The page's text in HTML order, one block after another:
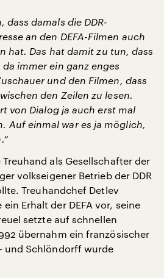
dass damals die DDR-
an den DEFA-Filmen auch
hat. Das hat damit zu tun, dass
da immer ein ganz enges
und den Filmen, dass
den Zeilen zu lesen.
von Dialog ja auch erst mal
Auf einmal war es ja möglich,
als Gesellschafter der
volkseigener Betrieb der DDR
Treuhandchef Detlev
Erhalt der DEFA vor, seine
setzte auf schnellen
übernahm ein französischer
und Schlöndorff wurde